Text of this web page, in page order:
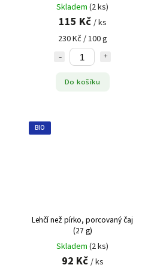
Skladem (2 ks)
115 Kč / ks
230 Kč / 100 g
Do košíku
BIO
Lehčí než pírko, porcovaný čaj
(27 g)
Skladem (2 ks)
92 Kč / ks